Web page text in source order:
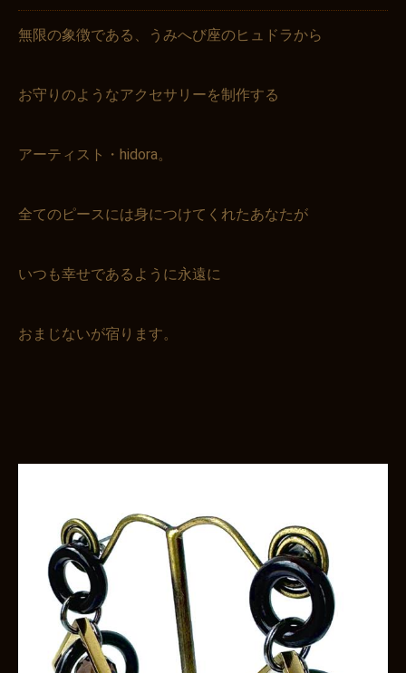
無限の象徴である、うみへび座のヒュドラから
お守りのようなアクセサリーを制作する
アーティスト・hidora。
全てのピースには身につけてくれたあなたが
いつも幸せであるように永遠に
おまじないが宿ります。